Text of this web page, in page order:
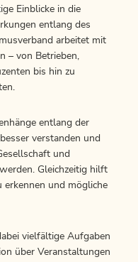
Einblicke in die
entlang des
arbeitet mit
– von Betrieben,
bis hin zu
entlang der
verstanden und
und
Gleichzeitig hilft
erkennen und mögliche
vielfältige Aufgaben
über Veranstaltungen